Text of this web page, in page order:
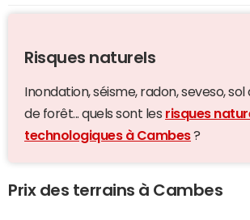
Risques naturels
Inondation, séisme, radon, seveso, sol
de forêt... quels sont les risques
technologiques à Cambes?
Prix des terrains à Cambes